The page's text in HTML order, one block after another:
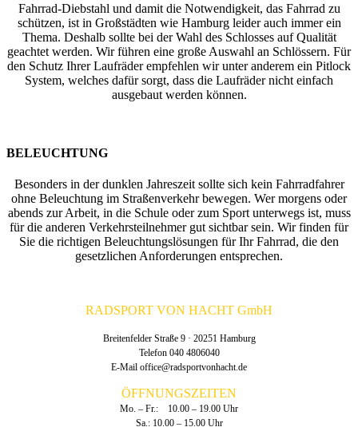
Fahrrad-Diebstahl und damit die Notwendigkeit, das Fahrrad zu
schützen, ist in Großstädten wie Hamburg leider auch immer ein
Thema. Deshalb sollte bei der Wahl des Schlosses auf Qualität
geachtet werden. Wir führen eine große Auswahl an Schlössern. Für
den Schutz Ihrer Laufräder empfehlen wir unter anderem ein Pitlock
System, welches dafür sorgt, dass die Laufräder nicht einfach
ausgebaut werden können.
BELEUCHTUNG
Besonders in der dunklen Jahreszeit sollte sich kein Fahrradfahrer
ohne Beleuchtung im Straßenverkehr bewegen. Wer morgens oder
abends zur Arbeit, in die Schule oder zum Sport unterwegs ist, muss
für die anderen Verkehrsteilnehmer gut sichtbar sein. Wir finden für
Sie die richtigen Beleuchtungslösungen für Ihr Fahrrad, die den
gesetzlichen Anforderungen entsprechen.
RADSPORT VON HACHT GmbH
Breitenfelder Straße 9 · 20251 Hamburg
Telefon 040 4806040
E-Mail office@radsportvonhacht.de
ÖFFNUNGSZEITEN
Mo. – Fr.: 10.00 – 19.00 Uhr
Sa.: 10.00 – 15.00 Uhr